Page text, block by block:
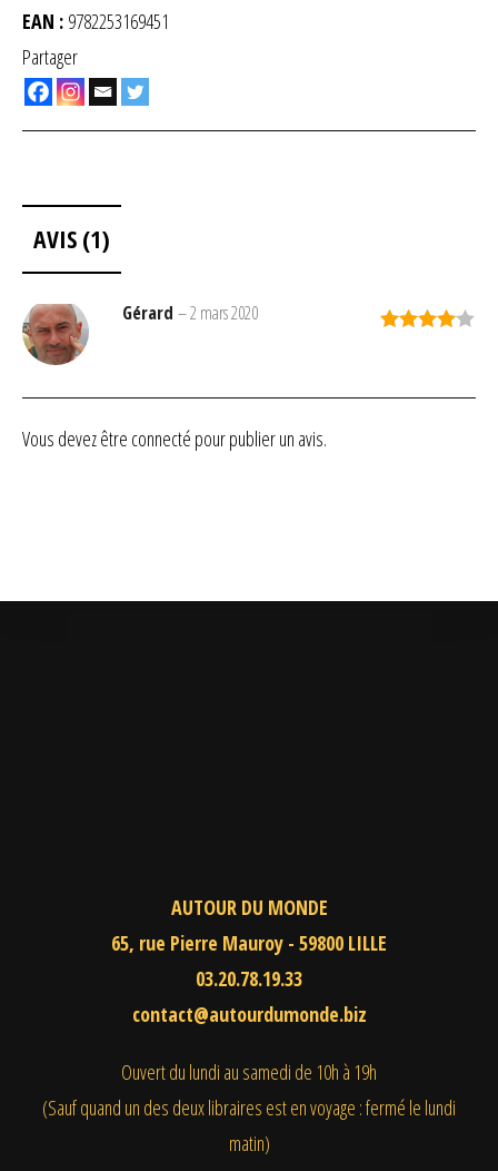
EAN : 9782253169451
Partager
AVIS (1)
Gérard –2 mars 2020
Vous devez être connecté pour publier un avis.
AUTOUR DU MONDE
65, rue Pierre Mauroy - 59800 LILLE
03.20.78.19.33
contact@autourdumonde.biz
Ouvert du lundi au samedi de 10h à 19h
(Sauf quand un des deux libraires est en voyage : fermé le lundi
matin)